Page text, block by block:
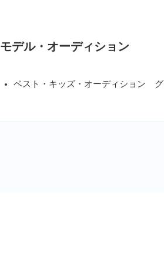
モデル・オーディション
ベスト・キッズ・オーディション